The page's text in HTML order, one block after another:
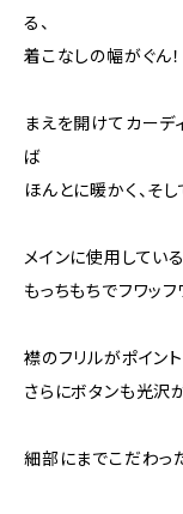
る、
着こなしの幅がぐん
まえを開けてカーデ
ば
ほんとに暖かく、そし
メインに使用してい
もっちもちでフワッ
襟のフリルがポイン
さらにボタンも光沢
細部にまでこだわっ